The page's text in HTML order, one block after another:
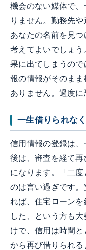
機会のない媒体で
りません。勤務先
あなたの名前を見
考えてよいでしょ
果に出てしまうの
報の情報がそのま
ありません。過度に
一生借りられな
信用情報の登録は
後は、審査を経て
になります。「二
のは言い過ぎです
れば、住宅ローン
した、という方も
けで、信用は時間
から再び借りられる